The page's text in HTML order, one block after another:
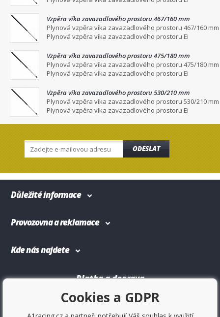
Vzpěra víka zavazadlového prostoru 467/160 mm
Plynová vzpěra víka zavazadlového prostoru 467/160 mm
Plynová vzpěra víka zavazadlového prostoru Ei
Vzpěra víka zavazadlového prostoru 475/180 mm
Plynová vzpěra víka zavazadlového prostoru 475/180 mm
Plynová vzpěra víka zavazadlového prostoru Ei
Vzpěra víka zavazadlového prostoru 530/210 mm
Plynová vzpěra víka zavazadlového prostoru 530/210 mm
Plynová vzpěra víka zavazadlového prostoru Ei
ODESLAT
Důležité informace
Provozovna a reklamace
Kde nás najdete
Platba a doprava
Cookies a GDPR